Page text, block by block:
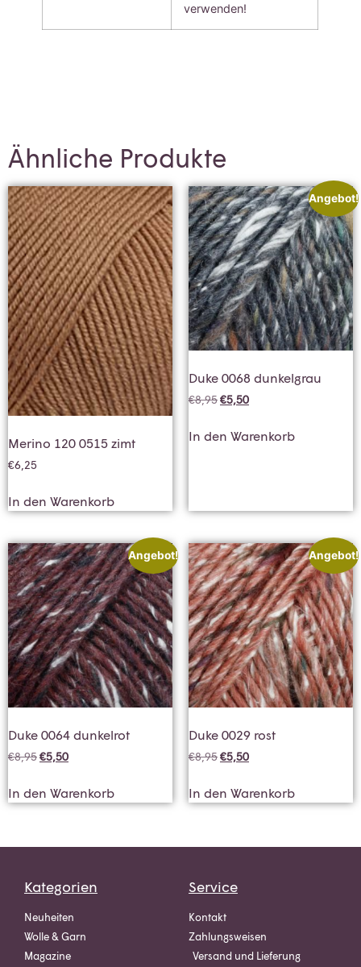
verwenden!
Ähnliche Produkte
Merino 120 0515 zimt
€6,25
In den Warenkorb
Angebot!
Duke 0068 dunkelgrau
€8,95€5,50
In den Warenkorb
Angebot!
Duke 0064 dunkelrot
€8,95€5,50
In den Warenkorb
Angebot!
Duke 0029 rost
€8,95€5,50
In den Warenkorb
Kategorien
Neuheiten
Wolle & Garn
Magazine
Service
Kontakt
Zahlungsweisen
Versand und Lieferung